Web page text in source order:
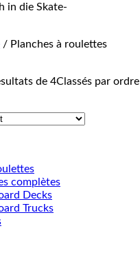
in die Skate-
/ Planches à roulettes
de 4Classés par ordre
complètes
Decks
Trucks